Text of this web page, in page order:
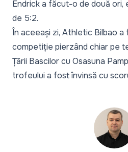
Endrick a făcut-o de două ori,
de 5:2.
În aceeași zi, Athletic Bilbao a
competiție pierzând chiar pe
Țării Bascilor cu Osasuna
trofeului a fost învinsă cu